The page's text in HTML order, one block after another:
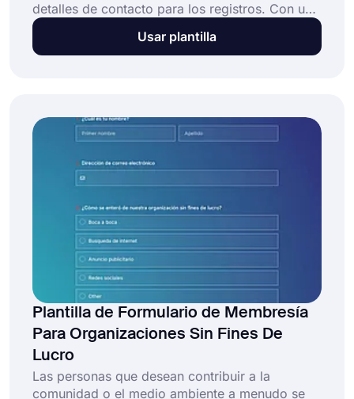
detalles de contacto para los registros. Con un
formulario de registro en línea, las personas
pueden registrarse fácilmente para ser
hoy!
Usar plantilla
Plantilla de Formulario de Membresía
Para Organizaciones Sin Fines De
Lucro
Las personas que desean contribuir a la
comunidad o el medio ambiente a menudo se